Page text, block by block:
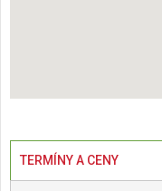
TERMÍNY A CENY